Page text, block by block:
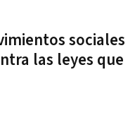
sociales
las leyes que